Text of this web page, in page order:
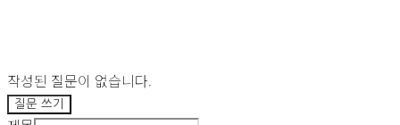
작성된 질문이 없습니다.
질문 쓰기